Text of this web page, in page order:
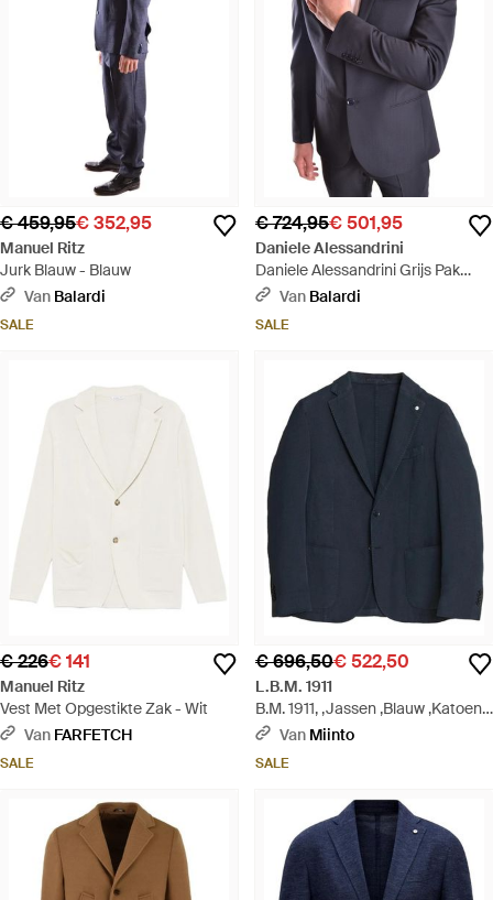
€ 459,95€ 352,95
Manuel Ritz
Jurk Blauw - Blauw
Van Balardi
SALE
€ 724,95€ 501,95
Daniele Alessandrini
Daniele Alessandrini Grijs Pak
Blauw - Blauw
Van Balardi
SALE
€ 226€ 141
Manuel Ritz
Vest Met Opgestikte Zak - Wit
Van FARFETCH
SALE
€ 696,50€ 522,50
L.B.M. 1911
B.M. 1911, ,Jassen ,Blauw ,Katoen
Jassen - Blauw
Van Miinto
SALE